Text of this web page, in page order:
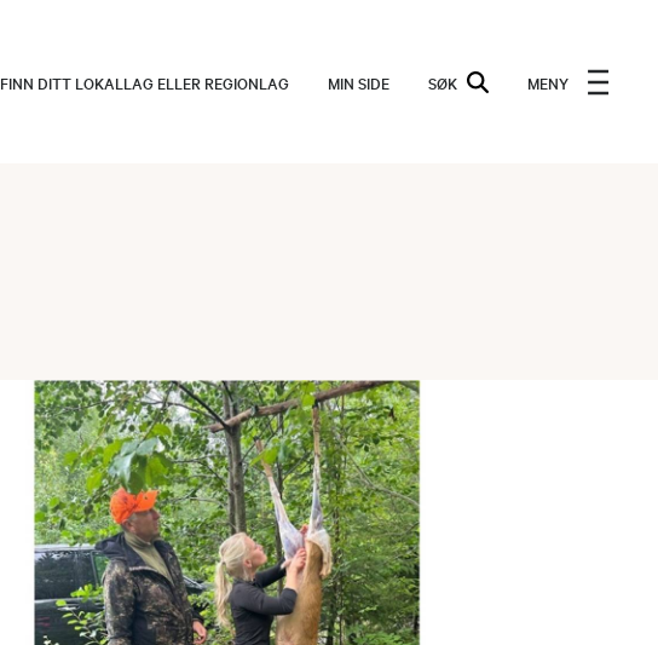
FINN DITT LOKALLAG ELLER REGIONLAG MIN SIDE SØK MENY